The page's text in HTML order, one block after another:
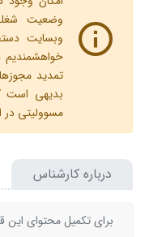
وضعیت
وبسایت
تمدید
بدیهی است
مسوولیتی در
درباره کارشناس
برای تکمیل محتوای این